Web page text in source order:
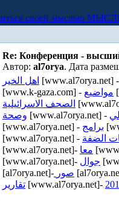
Re: Конференция -
Автор: al7orya. Дата
اهل الخير [www.al7orya.net] -
[www.k-gaza.com] - مواضيع
الصحف الاسرائيلية
وصحة [www.al7orya.net] -
[www.al7orya.net] - برامج
[www.al7orya.net] - الضفة
[www.al7orya.net]- معا
[www.al7orya.net]- جوال
[al7orya.net]- صور
تقارير [www.al7orya.net]-